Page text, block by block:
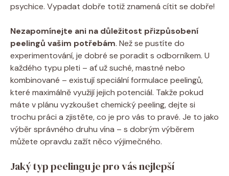
psychice. Vypadat dobře totiž znamená cítit se dobře!
Nezapomínejte ani na důležitost přizpůsobení
peelingů vašim potřebám. Než se pustíte do
experimentování, je dobré se poradit s odborníkem. U
každého typu pleti – ať už suché, mastné nebo
kombinované – existují speciální formulace peelingů,
které maximálně využijí jejich potenciál. Takže pokud
máte v plánu vyzkoušet chemický peeling, dejte si
trochu práci a zjistěte, co je pro vás to pravé. Je to jako
výběr správného druhu vína – s dobrým výběrem
můžete opravdu zažít něco výjimečného.
Jaký typ peelingu je pro vás nejlepší